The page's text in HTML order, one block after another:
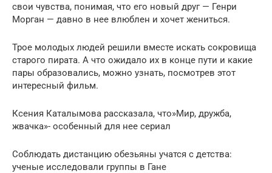
свои чувства, понимая, что его новый друг — Генри
Морган — давно в нее влюблен и хочет жениться.
Трое молодых людей решили вместе искать сокровища
старого пирата. А что ожидало их в конце пути и какие
пары образовались, можно узнать, посмотрев этот
интересный фильм.
Ксения Каталымова рассказала, что»Мир, дружба,
жвачка»- особенный для нее сериал
Соблюдать дистанцию обезьяны учатся с детства:
ученые исследовали группы в Гане